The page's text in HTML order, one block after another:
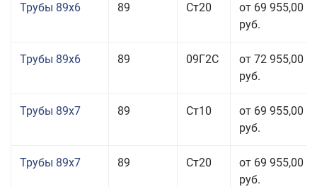
Трубы 89x6 89 Ст20
от 69 955,00
руб.
Трубы 89x6 89 09Г2С
от 72 955,00
руб.
Трубы 89x7 89 Ст10
от 69 955,00
руб.
Трубы 89x7 89 Ст20
от 69 955,00
руб.